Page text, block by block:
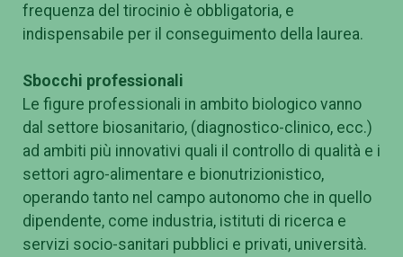
frequenza del tirocinio è obbligatoria, e
indispensabile per il conseguimento della laurea.
Sbocchi professionali
Le figure professionali in ambito biologico vanno
dal settore biosanitario, (diagnostico-clinico, ecc.)
ad ambiti più innovativi quali il controllo di qualità e i
settori agro-alimentare e bionutrizionistico,
operando tanto nel campo autonomo che in quello
dipendente, come industria, istituti di ricerca e
servizi socio-sanitari pubblici e privati, università.